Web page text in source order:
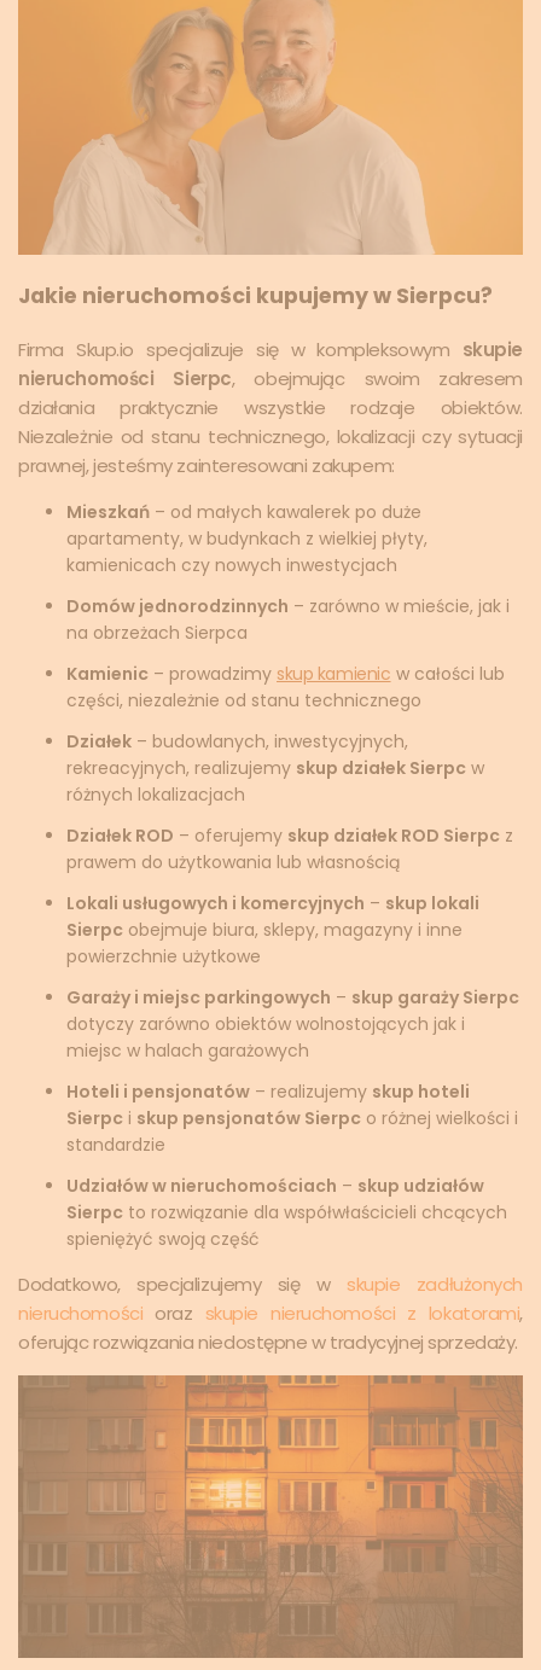
Jakie nieruchomości kupujemy w Sierpcu?
Firma Skup.io specjalizuje się w kompleksowym skupie
nieruchomości Sierpc, obejmując swoim zakresem
działania praktycznie wszystkie rodzaje obiektów.
Niezależnie od stanu technicznego, lokalizacji czy sytuacji
prawnej, jesteśmy zainteresowani zakupem:
Mieszkań – od małych kawalerek po duże
apartamenty, w budynkach z wielkiej płyty,
kamienicach czy nowych inwestycjach
Domów jednorodzinnych – zarówno w mieście, jak i
na obrzeżach Sierpca
Kamienic – prowadzimy skup kamienic w całości lub
części, niezależnie od stanu technicznego
Działek – budowlanych, inwestycyjnych,
rekreacyjnych, realizujemy skup działek Sierpc w
różnych lokalizacjach
Działek ROD – oferujemy skup działek ROD Sierpc z
prawem do użytkowania lub własnością
Lokali usługowych i komercyjnych – skup lokali
Sierpc obejmuje biura, sklepy, magazyny i inne
powierzchnie użytkowe
Garaży i miejsc parkingowych – skup garaży Sierpc
dotyczy zarówno obiektów wolnostojących jak i
miejsc w halach garażowych
Hoteli i pensjonatów – realizujemy skup hoteli
Sierpc i skup pensjonatów Sierpc o różnej wielkości i
standardzie
Udziałów w nieruchomościach – skup udziałów
Sierpc to rozwiązanie dla współwłaścicieli chcących
spieniężyć swoją część
Dodatkowo, specjalizujemy się w skupie zadłużonych
nieruchomości oraz skupie nieruchomości z lokatorami,
oferując rozwiązania niedostępne w tradycyjnej sprzedaży.